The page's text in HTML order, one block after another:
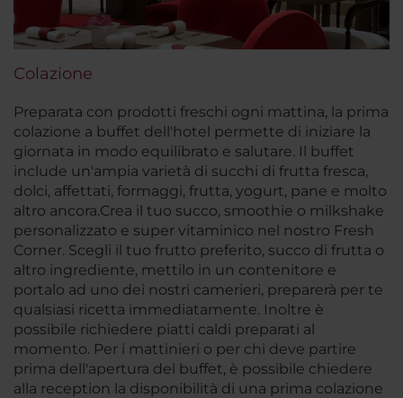
Colazione
Preparata con prodotti freschi ogni mattina, la prima
colazione a buffet dell'hotel permette di iniziare la
giornata in modo equilibrato e salutare. Il buffet
include un'ampia varietà di succhi di frutta fresca,
dolci, affettati, formaggi, frutta, yogurt, pane e molto
altro ancora.Crea il tuo succo, smoothie o milkshake
personalizzato e super vitaminico nel nostro Fresh
Corner. Scegli il tuo frutto preferito, succo di frutta o
altro ingrediente, mettilo in un contenitore e
portalo ad uno dei nostri camerieri, preparerà per te
qualsiasi ricetta immediatamente. Inoltre è
possibile richiedere piatti caldi preparati al
momento. Per i mattinieri o per chi deve partire
prima dell'apertura del buffet, è possibile chiedere
alla reception la disponibilità di una prima colazione